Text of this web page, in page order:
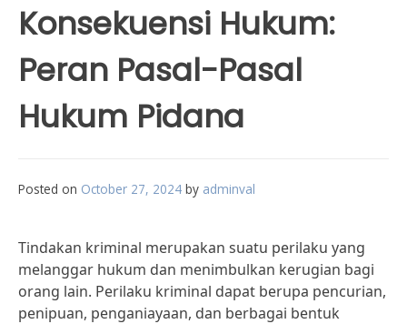
Konsekuensi Hukum:
Peran Pasal-Pasal
Hukum Pidana
Posted on October 27, 2024 by adminval
Tindakan kriminal merupakan suatu perilaku yang
melanggar hukum dan menimbulkan kerugian bagi
orang lain. Perilaku kriminal dapat berupa pencurian,
penipuan, penganiayaan, dan berbagai bentuk